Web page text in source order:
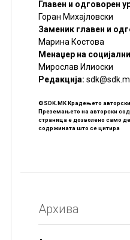
Главен и одговорен
Горан Михајловски
Заменик главен и
Марина Костова
Менаџер на
Мирослав Илиоски
Редакцијa:
©SDK.MK Крадењето авторски
Преземањето на авторски
страница е дозволено само
содржината што се цитира
Архива